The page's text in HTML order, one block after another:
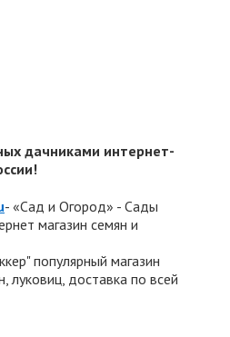
дачниками интернет-
- «Сад и Огород» - Сады
магазин семян и
популярный магазин
луковиц, доставка по всей